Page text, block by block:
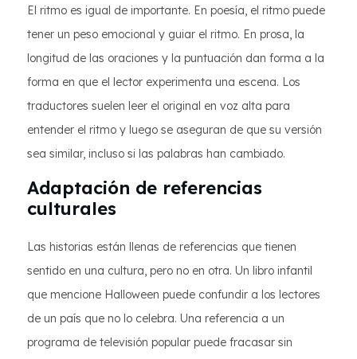
El ritmo es igual de importante. En poesía, el ritmo puede
tener un peso emocional y guiar el ritmo. En prosa, la
longitud de las oraciones y la puntuación dan forma a la
forma en que el lector experimenta una escena. Los
traductores suelen leer el original en voz alta para
entender el ritmo y luego se aseguran de que su versión
sea similar, incluso si las palabras han cambiado.
Adaptación de referencias
culturales
Las historias están llenas de referencias que tienen
sentido en una cultura, pero no en otra. Un libro infantil
que mencione Halloween puede confundir a los lectores
de un país que no lo celebra. Una referencia a un
programa de televisión popular puede fracasar sin